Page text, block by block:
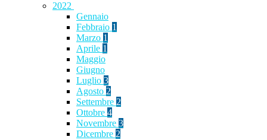
2022
Gennaio
Febbraio 1
Marzo 1
Aprile 1
Maggio
Giugno
Luglio 3
Agosto 2
Settembre 2
Ottobre 4
Novembre 3
Dicembre 2